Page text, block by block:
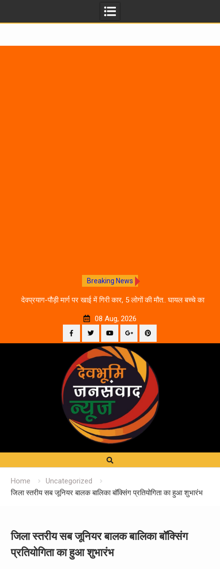
Breaking News
देवप्रयाग-पौड़ी मार्ग पर खाई में गिरी कार, 5 लोगों की मौत.. घायल बच्चे का
08 Aug, 2026
Facebook
TwitterYouTubePlus
Google
Home
Uncategorized
जिला स्तरीय सब जूनियर बालक बालिका बॉक्सिंग प्रतियोगिता का हुआ शुभारंभ
जिला स्तरीय सब जूनियर बालक बालिका बॉक्सिंग
प्रतियोगिता का हुआ शुभारंभ